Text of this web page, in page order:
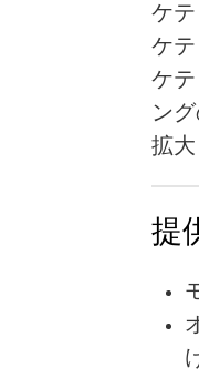
ケ
ケ
ケ
ン
拡
提